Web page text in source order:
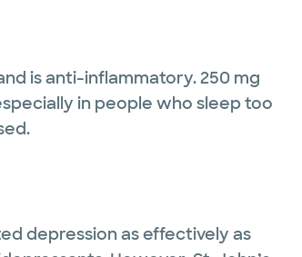
is anti-inflammatory. 250 mg
in people who sleep too
depression as effectively as